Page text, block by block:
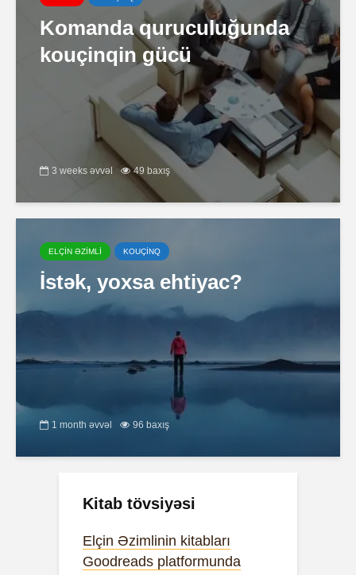
Komanda quruculuğunda
kouçinqin gücü
3 weeks əvvəl 49 baxış
ELÇİN ƏZİMLİ KOUÇİNQ
İstək, yoxsa ehtiyac?
1 month əvvəl 96 baxış
Kitab tövsiyəsi
Elçin Əzimlinin kitabları
Goodreads platformunda